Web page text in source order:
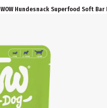
WOW Hundesnack Superfood Soft